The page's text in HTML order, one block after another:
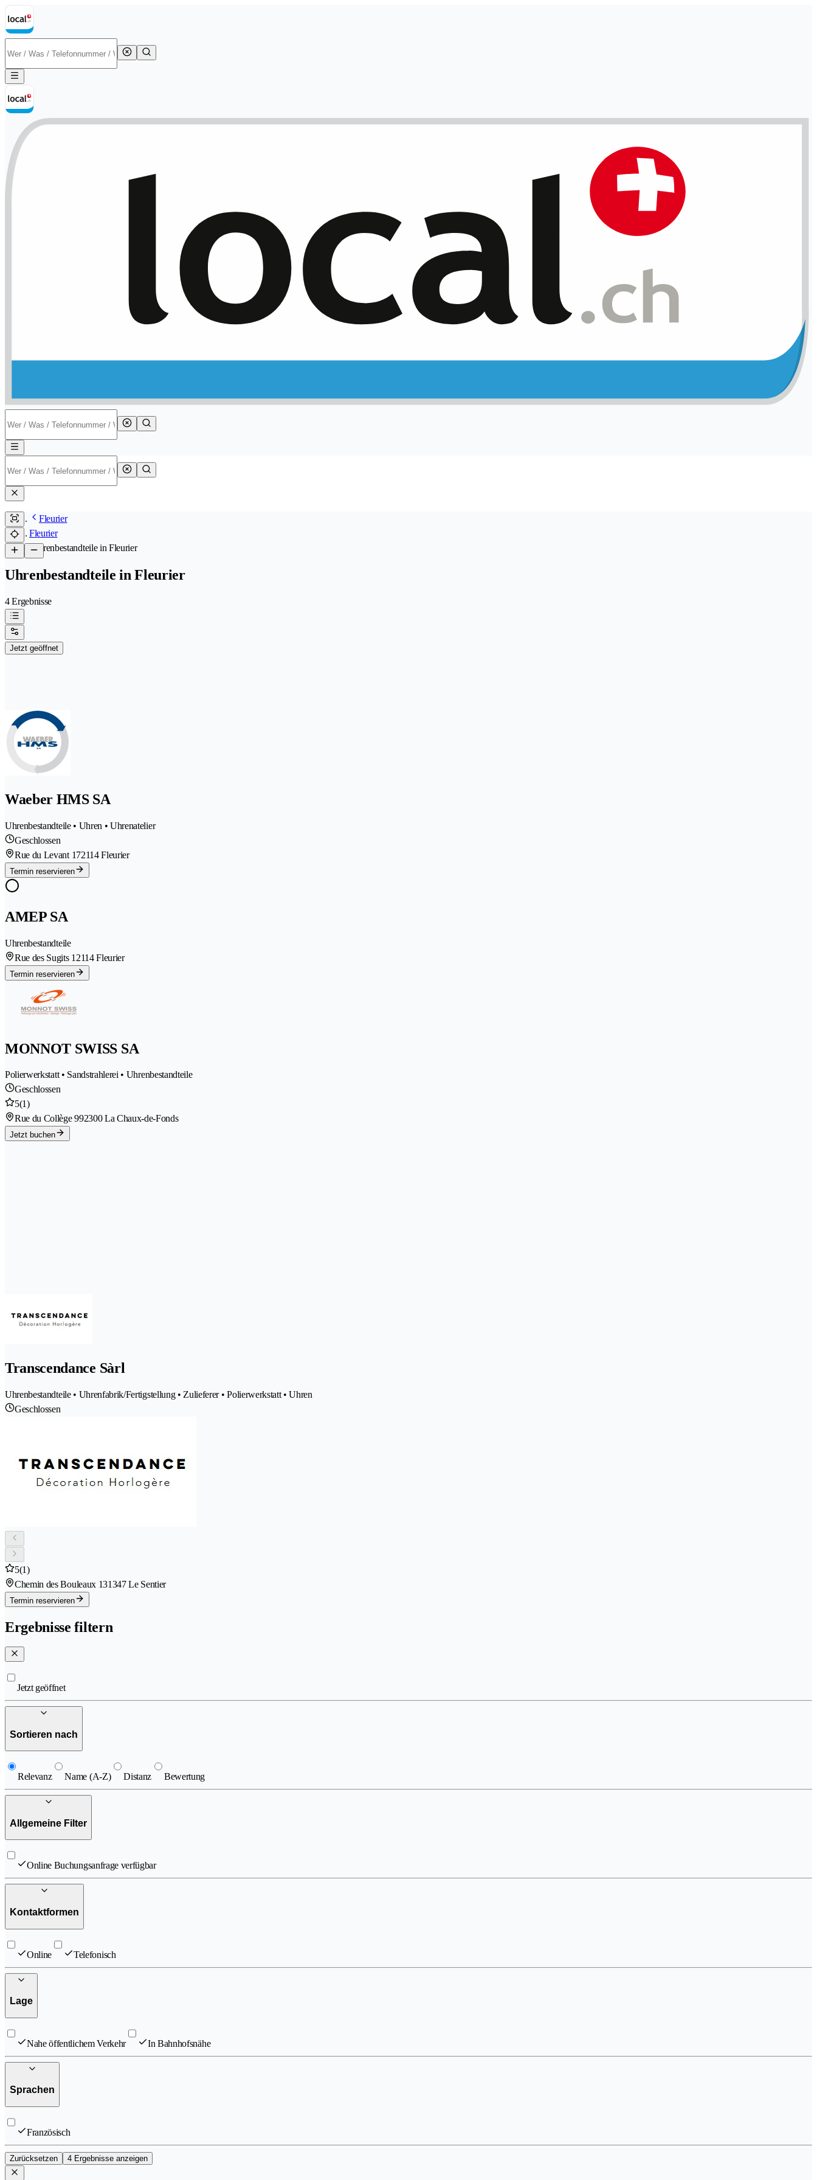
Fleurier
Fleurier
/Uhrenbestandteile in Fleurier
Uhrenbestandteile in Fleurier
4 Ergebnisse
Jetzt geöffnet
Waeber HMS SA
Uhrenbestandteile • Uhren • Uhrenatelier
Geschlossen
Rue du Levant 172114 Fleurier
Termin reservieren
AMEP SA
Uhrenbestandteile
Rue des Sugits 1 2114 Fleurier
Termin reservieren
MONNOT SWISS SA
Polierwerkstatt • Sandstrahlerei • Uhrenbestandteile
Geschlossen
5(1)
Rue du Collège 992300 La Chaux-de-Fonds
Jetzt buchen
Transcendance Sàrl
Uhrenbestandteile • Uhrenfabrik/Fertigstellung • Zulieferer • Polierwerkstatt • Uhren
Geschlossen
5(1)
Chemin des Bouleaux 131347 Le Sentier
Termin reservieren
Ergebnisse filtern
Jetzt geöffnet
Sortieren nach
Relevanz Name (A-Z) Distanz Bewertung
Allgemeine Filter
Online Buchungsanfrage verfügbar
Kontaktformen
Online Telefonisch
Lage
Nahe öffentlichem Verkehr In Bahnhofsnähe
Sprachen
Französisch
Zurücksetzen 4 Ergebnisse anzeigen